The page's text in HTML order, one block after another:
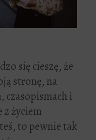
się cieszę, że
stronę, na
czasopismach i
życiem
to pewnie tak